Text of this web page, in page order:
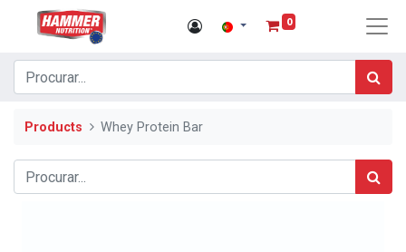
0
Products Whey Protein Bar